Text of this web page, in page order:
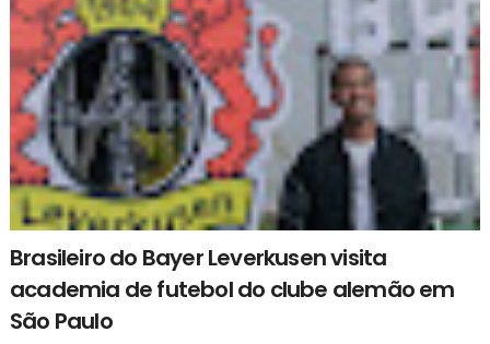
Brasileiro do Bayer Leverkusen visita
academia de futebol do clube alemão em
São Paulo